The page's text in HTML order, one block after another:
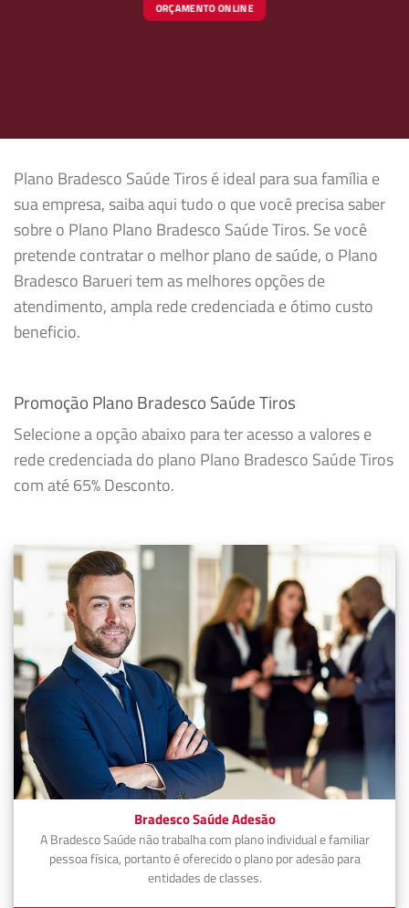
ORÇAMENTO ONLINE
Plano Bradesco Saúde Tiros é ideal para sua família e
sua empresa, saiba aqui tudo o que você precisa saber
sobre o Plano Plano Bradesco Saúde Tiros. Se você
pretende contratar o melhor plano de saúde, o Plano
Bradesco Barueri tem as melhores opções de
atendimento, ampla rede credenciada e ótimo custo
beneficio.
Promoção Plano Bradesco Saúde Tiros
Selecione a opção abaixo para ter acesso a valores e
rede credenciada do plano Plano Bradesco Saúde Tiros
com até 65% Desconto.
Bradesco Saúde Adesão
A Bradesco Saúde não trabalha com plano individual e familiar
pessoa física, portanto é oferecido o plano por adesão para
entidades de classes.